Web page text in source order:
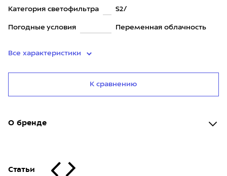
Категория светофильтра S2/
Погодные условия Переменная облачность
Все характеристики
К сравнению
О бренде
Статьи